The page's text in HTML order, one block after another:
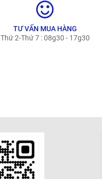
TƯ VẤN MUA HÀNG
Thứ 2-Thứ 7 : 08g30 - 17g30